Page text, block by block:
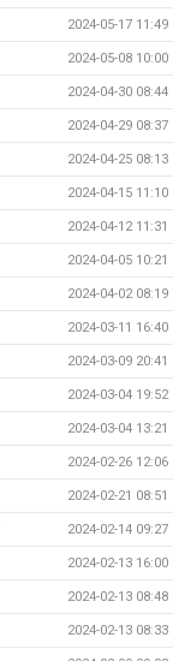
2024-05-17 11:49
2024-05-08 10:00
2024-04-30 08:44
2024-04-29 08:37
2024-04-25 08:13
2024-04-15 11:10
2024-04-12 11:31
2024-04-05 10:21
2024-04-02 08:19
2024-03-11 16:40
2024-03-09 20:41
2024-03-04 19:52
2024-03-04 13:21
2024-02-26 12:06
2024-02-21 08:51
2024-02-14 09:27
2024-02-13 16:00
2024-02-13 08:48
2024-02-13 08:33